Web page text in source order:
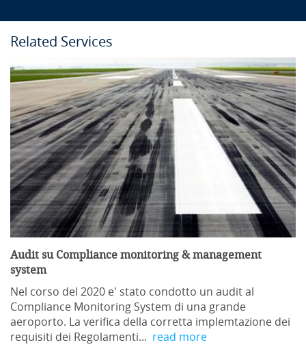
Related Services
Audit su Compliance monitoring & management
system
Nel corso del 2020 e' stato condotto un audit al
Compliance Monitoring System di una grande
aeroporto. La verifica della corretta implemtazione dei
requisiti dei Regolamenti... read more